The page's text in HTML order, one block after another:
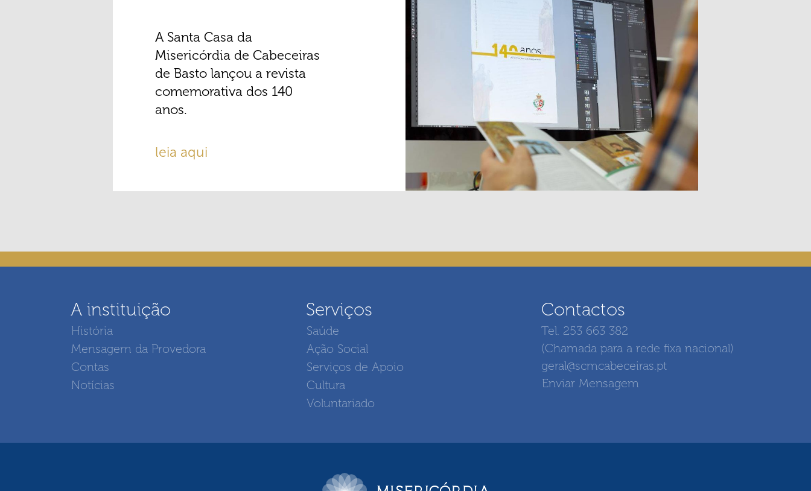
A Santa Casa da
Misericórdia de Cabeceiras
de Basto lançou a revista
comemorativa dos 140
anos.
leia aqui
A instituição
História
Mensagem da Provedora
Contas
Notícias
Serviços
Saúde
Ação Social
Serviços de Apoio
Cultura
Voluntariado
Contactos
Tel. 253 663 382
(Chamada para a rede fixa nacional)
geral@scmcabeceiras.pt
Enviar Mensagem